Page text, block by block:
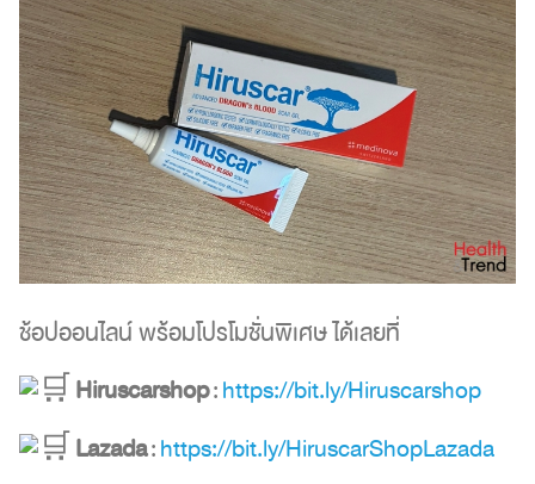
ช้อปออนไลน์ พร้อมโปรโมชั่นพิเศษ ได้เลยที่
Hiruscarshop:https://bit.ly/Hiruscarshop
Lazada:https://bit.ly/HiruscarShopLazada